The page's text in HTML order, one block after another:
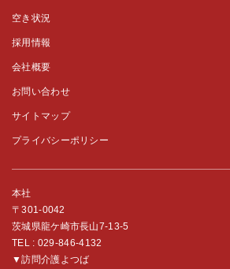
空き状況
採用情報
会社概要
お問い合わせ
サイトマップ
プライバシーポリシー
本社
〒301-0042
茨城県龍ケ崎市長山7-13-5
TEL : 029-846-4132
▼訪問介護よつば